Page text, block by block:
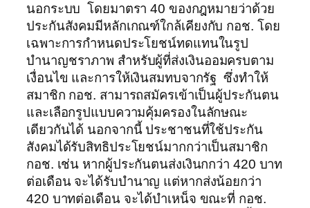
นอกระบบ โดยมาตรา 40 ของกฎหมายว่าด้วย
ประกันสังคมมีหลักเกณฑ์ใกล้เคียงกับ กอช. โดย
เฉพาะการกำหนดประโยชน์ทดแทนในรูป
บำนาญชราภาพ สำหรับผู้ที่ส่งเงินออมครบตาม
เงื่อนไข และการให้เงินสมทบจากรัฐ ซึ่งทำให้
สมาชิก กอช. สามารถสมัครเข้าเป็นผู้ประกันตน
และเลือกรูปแบบความคุ้มครองในลักษณะ
เดียวกันได้ นอกจากนี้ ประชาชนที่ใช้ประกัน
สังคมได้รับสิทธิประโยชน์มากกว่าเป็นสมาชิก
กอช. เช่น หากผู้ประกันตนส่งเงินกกว่า 420 บาท
ต่อเดือน จะได้รับบำนาญ แต่หากส่งน้อยกว่า
420 บาทต่อเดือน จะได้บำเหน็จ ขณะที่ กอช.